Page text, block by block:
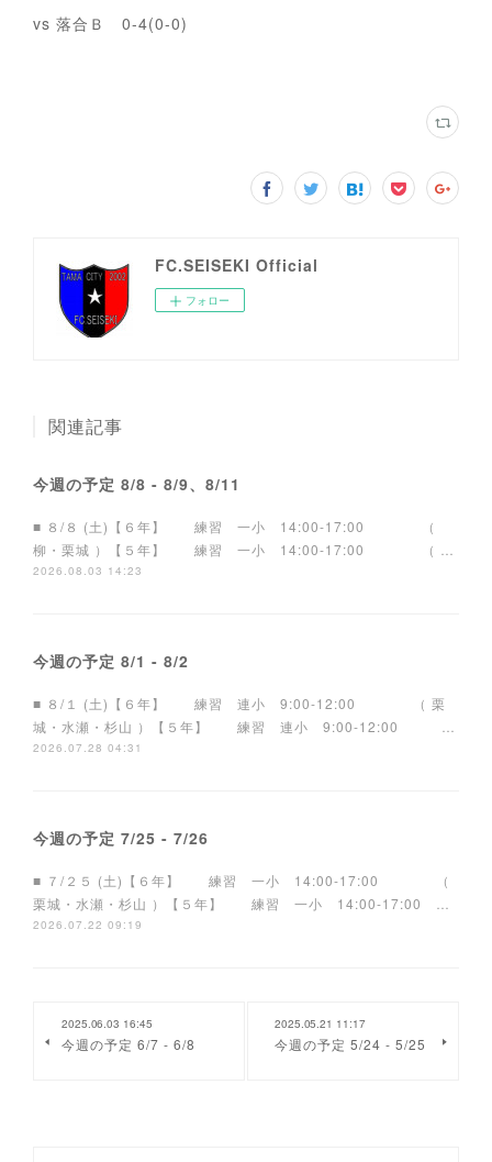
vs 落合Ｂ 0-4(0-0)
FC.SEISEKI Official
フォロー
関連記事
今週の予定 8/8 - 8/9、8/11
■ ８/８ (土)【６年】 練習 一小 14:00-17:00 （
柳・栗城 ）【５年】 練習 一小 14:00-17:00 （ …
2026.08.03 14:23
今週の予定 8/1 - 8/2
■ ８/１ (土)【６年】 練習 連小 9:00-12:00 （ 栗
城・水瀬・杉山 ）【５年】 練習 連小 9:00-12:00 …
2026.07.28 04:31
今週の予定 7/25 - 7/26
■ ７/２５ (土)【６年】 練習 一小 14:00-17:00 （
栗城・水瀬・杉山 ）【５年】 練習 一小 14:00-17:00 …
2026.07.22 09:19
2025.06.03 16:45
今週の予定 6/7 - 6/8
2025.05.21 11:17
今週の予定 5/24 - 5/25